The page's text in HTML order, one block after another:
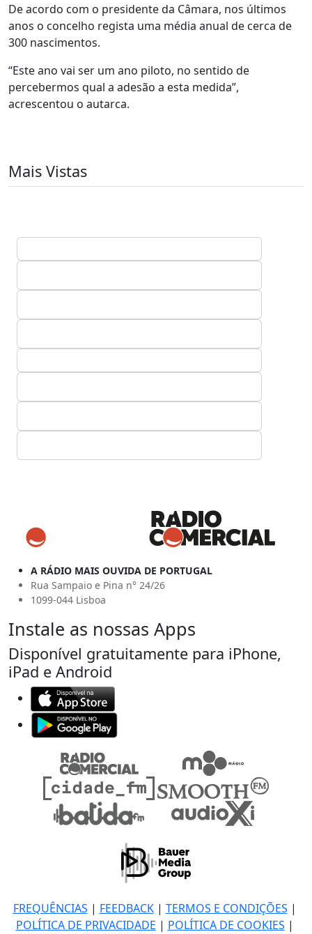
De acordo com o presidente da Câmara, nos últimos
anos o concelho regista uma média anual de cerca de
300 nascimentos.
“Este ano vai ser um ano piloto, no sentido de
percebermos qual a adesão a esta medida”,
acrescentou o autarca.
Mais Vistas
A RÁDIO MAIS OUVIDA DE PORTUGAL
Rua Sampaio e Pina n° 24/26
1099-044 Lisboa
Instale as nossas Apps
Disponível gratuitamente para iPhone,
iPad e Android
FREQUÊNCIAS | FEEDBACK| TERMOS E CONDIÇÕES |
POLÍTICA DE PRIVACIDADE | POLÍTICA DE COOKIES |